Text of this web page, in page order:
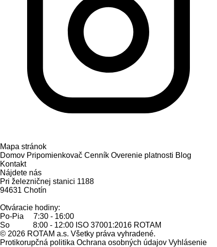
Mapa stránok
Domov Pripomienkovač Cenník Overenie platnosti Blog
Kontakt
Nájdete nás
Pri železničnej stanici 1188
94631 Chotín
Otváracie hodiny:
Po-Pia 7:30 - 16:00
So 8:00 - 12:00 ISO 37001:2016 ROTAM
© 2026 ROTAM a.s. Všetky práva vyhradené.
Protikorupčná politika Ochrana osobných údajov Vyhlásenie